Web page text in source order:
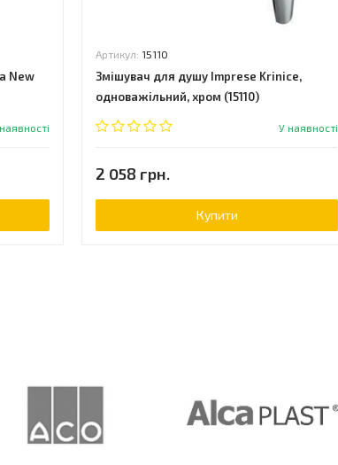
New
Артикул: 15110
Змішувач для душу Imprese Krinice,
одноважільний, хром (15110)
У наявності
2 058 грн.
Купити